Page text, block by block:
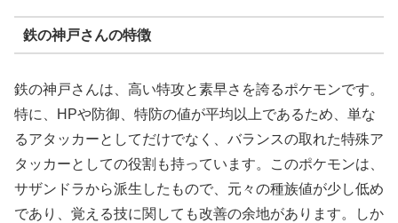
鉄の神戸さんの特徴
鉄の神戸さんは、高い特攻と素早さを誇るポケモンです。
特に、HPや防御、特防の値が平均以上であるため、単な
るアタッカーとしてだけでなく、バランスの取れた特殊ア
タッカーとしての役割も持っています。このポケモンは、
サザンドラから派生したもので、元々の種族値が少し低め
であり、覚える技に関しても改善の余地があります。しか